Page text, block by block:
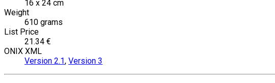
16 x 24 cm
Weight
610 grams
List Price
21.34 €
ONIX XML
Version 2.1, Version 3